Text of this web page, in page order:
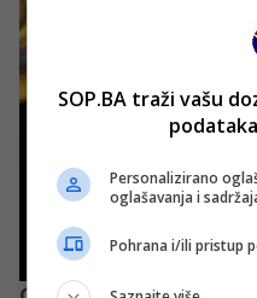
SOP.BA traži vašu
Personalizirano
oglašavanja i
Pohrana i/ili pristup